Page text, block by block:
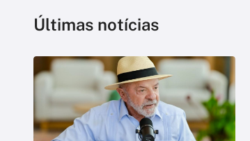
Últimas notícias